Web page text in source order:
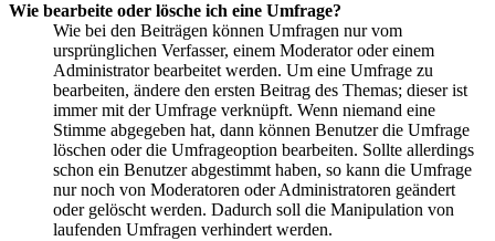
Wie bearbeite oder lösche ich eine Umfrage?
Wie bei den Beiträgen können Umfragen nur vom
ursprünglichen Verfasser, einem Moderator oder einem
Administrator bearbeitet werden. Um eine Umfrage zu
bearbeiten, ändere den ersten Beitrag des Themas; dieser ist
immer mit der Umfrage verknüpft. Wenn niemand eine
Stimme abgegeben hat, dann können Benutzer die Umfrage
löschen oder die Umfrageoption bearbeiten. Sollte allerdings
schon ein Benutzer abgestimmt haben, so kann die Umfrage
nur noch von Moderatoren oder Administratoren geändert
oder gelöscht werden. Dadurch soll die Manipulation von
laufenden Umfragen verhindert werden.